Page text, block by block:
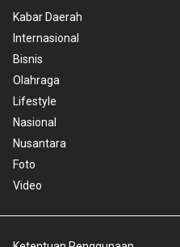
Kabar Daerah
Internasional
Bisnis
Olahraga
Lifestyle
Nasional
Nusantara
Foto
Video